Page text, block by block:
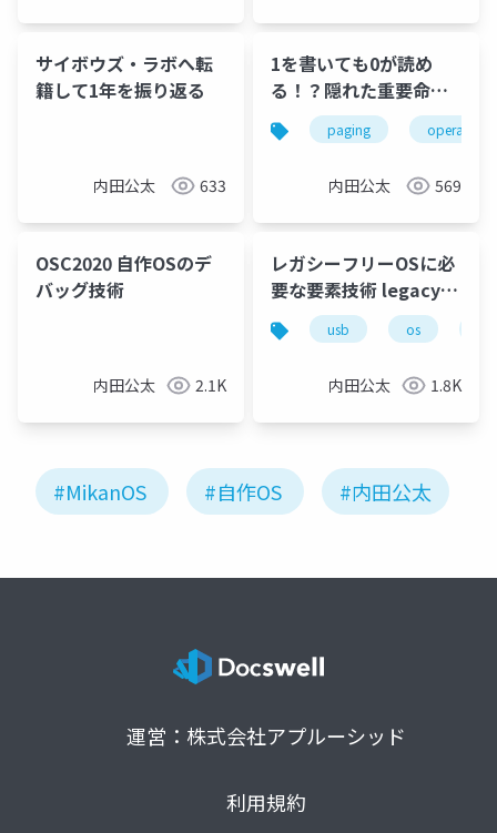
サイボウズ・ラボへ転
籍して1年を振り返る
内田公太 633
1を書いても0が読め
る！？隠れた重要命令
INVLPGpaging operating
内田公太 569
OSC2020 自作OSのデ
バッグ技術
内田公太 2.1K
レガシーフリーOSに必
要な要素技術 legacy
free osusb os
内田公太 1.8K
#MikanOS #自作OS #内田公太
運営：株式会社アプルーシッド
利用規約